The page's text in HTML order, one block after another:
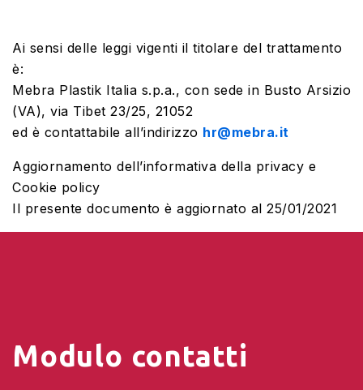
Ai sensi delle leggi vigenti il titolare del trattamento
è:
Mebra Plastik Italia s.p.a., con sede in Busto Arsizio
(VA), via Tibet 23/25, 21052
ed è contattabile all’indirizzo hr@mebra.it
Aggiornamento dell’informativa della privacy e
Cookie policy
Il presente documento è aggiornato al 25/01/2021
Modulo contatti